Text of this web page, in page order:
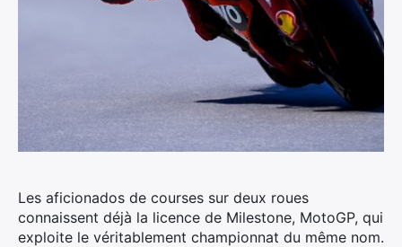
Les aficionados de courses sur deux roues
connaissent déjà la licence de Milestone, MotoGP, qui
exploite le véritablement championnat du même nom.